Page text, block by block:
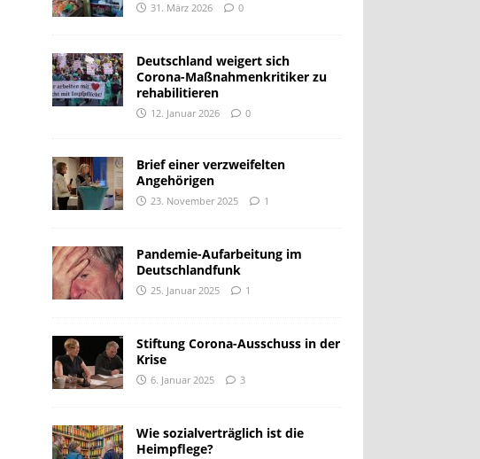
31. März 2026 0
Deutschland weigert sich
Corona-Maßnahmenkritiker zu
rehabilitieren
12. Januar 2026 0
Brief einer verzweifelten
Angehörigen
23. November 2025 1
Pandemie-Aufarbeitung im
Deutschlandfunk
25. Januar 2025 1
Stiftung Corona-Ausschuss in der
Krise
6. Januar 2025 3
Wie sozialverträglich ist die
Heimpflege?